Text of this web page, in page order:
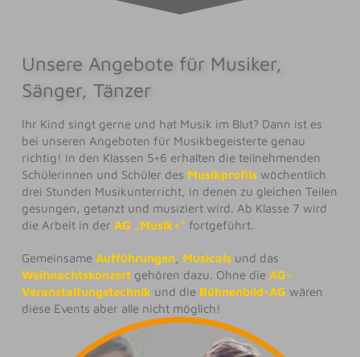
Unsere Angebote für Musiker,
Sänger, Tänzer
Ihr Kind singt gerne und hat Musik im Blut? Dann ist es
bei unseren Angeboten für Musikbegeisterte genau
richtig! In den Klassen 5+6 erhalten die teilnehmenden
Schülerinnen und Schüler des Musikprofilswöchentlich
drei Stunden Musikunterricht, in denen zu gleichen Teilen
gesungen, getanzt und musiziert wird. Ab Klasse 7 wird
die Arbeit in der AG „Musik+“ fortgeführt.
Gemeinsame Aufführungen, Musicalsund das
Weihnachtskonzertgehören dazu. Ohne die AG-
Veranstaltungstechnik und die Bühnenbild-AG wären
diese Events aber alle nicht möglich!